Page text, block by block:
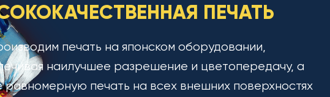
ПЕЧАТЬ
печать на японском оборудовании,
наилучшее разрешение и цветопередачу, а
равномерную печать на всех внешних поверхностях